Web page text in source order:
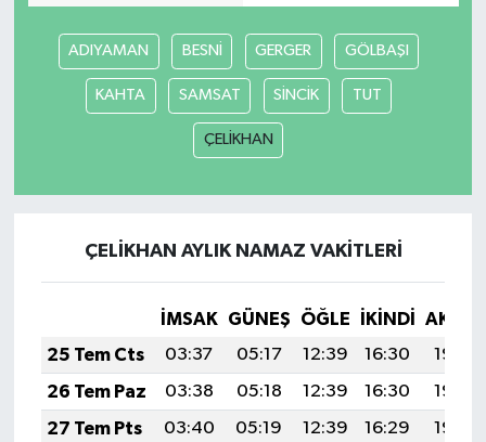
ADIYAMAN BESNİ GERGER GÖLBAŞI
KAHTA SAMSAT SİNCİK TUT
ÇELİKHAN
ÇELİKHAN AYLIK NAMAZ VAKITLERI
İMSAK GÜNEŞ ÖĞLE İKINDI
25 Tem Cts
03:37 05:17 12:39 16:30
19:50
26 Tem Paz
03:38 05:18 12:39 16:30
19:50
27 Tem Pts
03:40 05:19 12:39 16:29
19:49
Bitlis Müftülüğü
Bolu Müftülüğü
Burdur Müftülüğü
Çankırı Müftülüğü
Denizli Müftülüğü
Sağlık
Makaleler
Bilim, Teknoloji
Diyanet TV